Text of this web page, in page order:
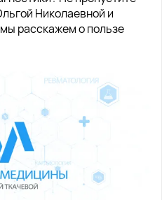
Николаевной и
расскажем о пользе